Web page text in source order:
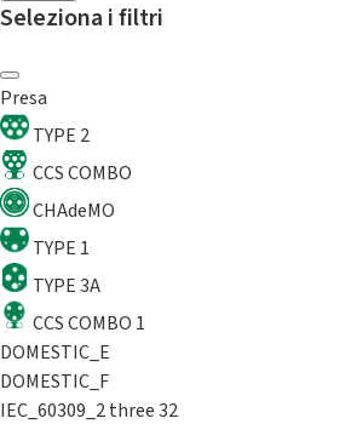
Seleziona i filtri
Presa
TYPE 2
CCS COMBO
CHAdeMO
TYPE 1
TYPE 3A
CCS COMBO 1
DOMESTIC_E
DOMESTIC_F
IEC_60309_2 three 32